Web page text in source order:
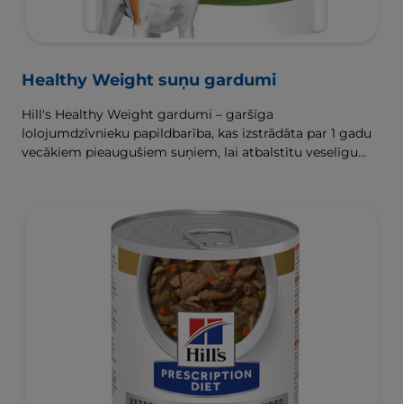
Healthy Weight suņu gardumi
Hill's Healthy Weight gardumi – garšīga
lolojumdzīvnieku papildbarība, kas izstrādāta par 1 gadu
vecākiem pieaugušiem suņiem, lai atbalstītu veselīgu